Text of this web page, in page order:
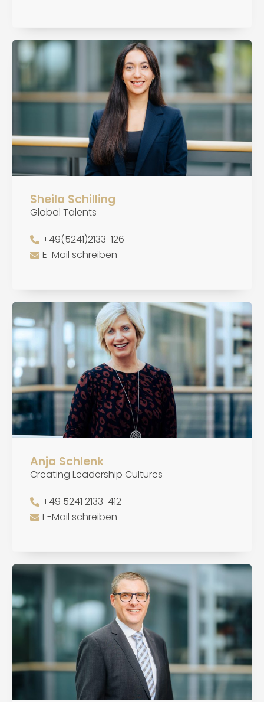
Sheila Schilling
Global Talents
+49(5241)2133-126
E-Mail schreiben
Anja Schlenk
Creating Leadership Cultures
+49 5241 2133-412
E-Mail schreiben